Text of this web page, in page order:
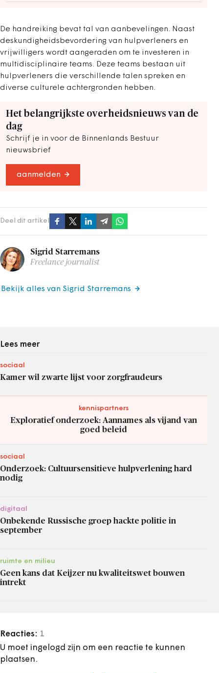
De handreiking bevat tal van aanbevelingen. Naast
deskundigheidsbevordering van hulpverleners en
vrijwilligers wordt aangeraden om te investeren in
multidisciplinaire teams. Deze teams bestaan uit
hulpverleners die verschillende talen spreken en
diverse culturele achtergronden hebben.
Het belangrijkste overheidsnieuws van de
dag
Schrijf je in voor de Binnenlands Bestuur
nieuwsbrief
aanmelden
Deel dit artikel
Sigrid Starremans
Freelance journalist
Bekijk alles van Sigrid Starremans
Lees meer
sociaal
Kamer wil zwarte lijst voor zorgfraudeurs
kennispartners
Exploratief onderzoek: Aannames als vijand van
goed beleid
sociaal
Onderzoek: Cultuursensitieve hulpverlening hard
nodig
digitaal
Onbekende Russische groep hackte politie in
september
ruimte en milieu
Geen kans dat Keijzer nu kwaliteitswet bouwen
intrekt
Reacties: 1
U moet ingelogd zijn om een reactie te kunnen
plaatsen.